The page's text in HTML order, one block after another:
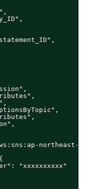
northeast-
"xxxxxxxxxx"